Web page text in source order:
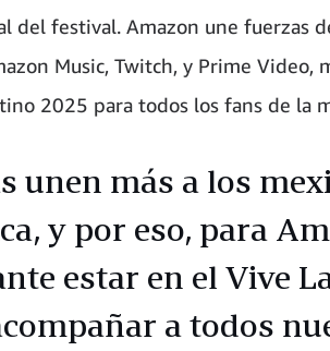
del festival. Amazon une fuerzas
Music, Twitch, y Prime Video,
2025 para todos los fans de la
unen más a los
y por eso, para
estar en el Vive
a todos